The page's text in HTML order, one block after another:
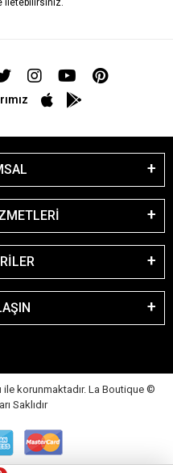
iletebilirsiniz.
korunmaktadır. La Boutique ©
Saklıdır